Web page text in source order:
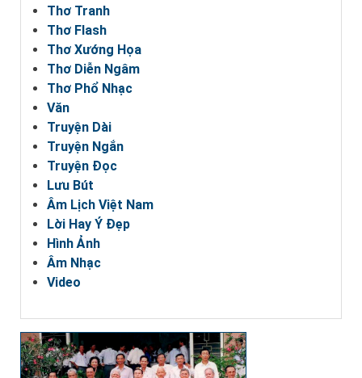
Thơ Tranh
Thơ Flash
Thơ Xướng Họa
Thơ Diễn Ngâm
Thơ Phổ Nhạc
Văn
Truyện Dài
Truyện Ngắn
Truyện Đọc
Lưu Bút
Âm Lịch Việt Nam
Lời Hay Ý Đẹp
Hình Ảnh
Âm Nhạc
Video